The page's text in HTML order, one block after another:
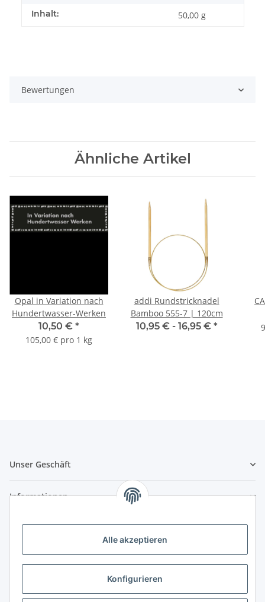
Alle akzeptieren
Konfigurieren
Inhalt: 50,00 g
Bewertungen
Ähnliche Artikel
Opal in Variation nach
Hundertwasser-Werken
10,50 € *
105,00 € pro 1 kg
addi Rundstricknadel
Bamboo 555-7 | 120cm
10,95 € - 16,95 € *
Unser Geschäft
Informationen
Zahlungsmöglichkeiten
Vorkasse (per Bank-Überweisung)
PayPal
Kreditkarte